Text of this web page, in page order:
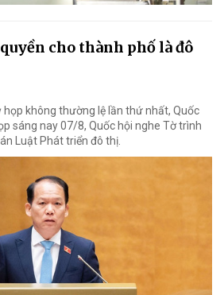
cho thành phố là đô
họp không thường lệ lần thứ nhất, Quốc
sáng nay 07/8, Quốc hội nghe Tờ trình
Luật Phát triển đô thị.